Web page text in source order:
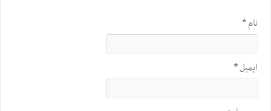
نام*
ایمیل*